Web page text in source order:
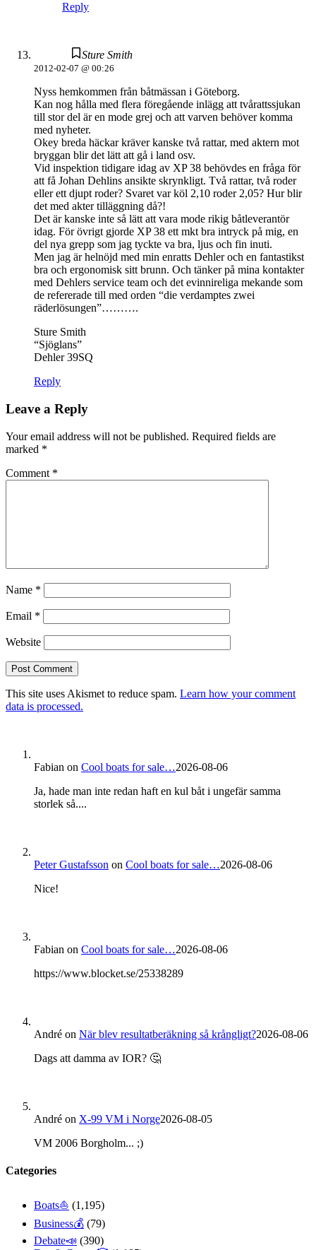
Reply
Sture Smith
2012-02-07 @ 00:26
Nyss hemkommen från båtmässan i Göteborg.
Kan nog hålla med flera föregående inlägg att tvårattssjukan
till stor del är en mode grej och att varven behöver komma
med nyheter.
Okey breda häckar kräver kanske två rattar, med aktern mot
bryggan blir det lätt att gå i land osv.
Vid inspektion tidigare idag av XP 38 behövdes en fråga för
att få Johan Dehlins ansikte skrynkligt. Två rattar, två roder
eller ett djupt roder? Svaret var köl 2,10 roder 2,05? Hur blir
det med akter tilläggning då?!
Det är kanske inte så lätt att vara mode rikig båtleverantör
idag. För övrigt gjorde XP 38 ett mkt bra intryck på mig, en
del nya grepp som jag tyckte va bra, ljus och fin inuti.
Men jag är helnöjd med min enratts Dehler och en fantastikst
bra och ergonomisk sitt brunn. Och tänker på mina kontakter
med Dehlers service team och det evinnireliga mekande som
de refererade till med orden “die verdamptes zwei
räderlösungen”……….
Sture Smith
“Sjöglans”
Dehler 39SQ
Reply
Leave a Reply
Your email address will not be published. Required fields are
marked *
Comment *
Name *
Email *
Website
This site uses Akismet to reduce spam. Learn how your comment
data is processed.
Fabian on Cool boats for sale…2026-08-06
Ja, hade man inte redan haft en kul båt i ungefär samma
storlek så....
Peter Gustafsson on Cool boats for sale…2026-08-06
Nice!
Fabian on Cool boats for sale…2026-08-06
https://www.blocket.se/25338289
André on När blev resultatberäkning så krångligt?2026-08-06
Dags att damma av IOR? 🤔
André on X-99 VM i Norge2026-08-05
VM 2006 Borgholm... ;)
Categories
Boats⛵️ (1,195)
Business💰 (79)
Debate📣 (390)